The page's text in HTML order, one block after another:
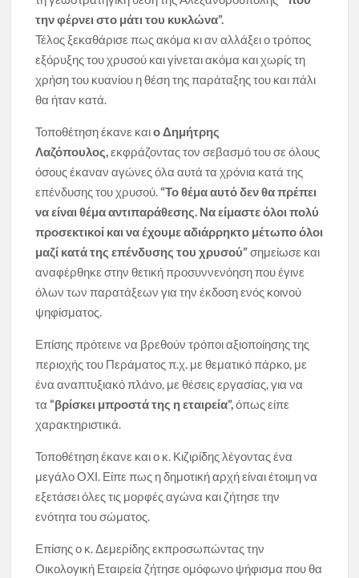
την φέρνει στο μάτι του κυκλώνα”.
Τέλος ξεκαθάρισε πως ακόμα κι αν αλλάξει ο τρόπος
εξόρυξης του χρυσού και γίνεται ακόμα και χωρίς τη
χρήση του κυανίου η θέση της παράταξης του και πάλι
θα ήταν κατά.
Τοποθέτηση έκανε καιο Δημήτρης
Λαζόπουλος,εκφράζοντας τον σεβασμό του σε όλους
όσους έκαναν αγώνες όλα αυτά τα χρόνια κατά της
επένδυσης του χρυσού.“Το θέμα αυτό δεν θα πρέπει
να είναι θέμα αντιπαράθεσης. Να είμαστε όλοι πολύ
προσεκτικοί και να έχουμε αδιάρρηκτο μέτωπο όλοι
μαζί κατά της επένδυσης του χρυσού”σημείωσε και
αναφέρθηκε στην θετική προσυννενόηση που έγινε
όλων των παρατάξεων για την έκδοση ενός κοινού
ψηφίσματος.
Επίσης πρότεινε να βρεθούν τρόποι αξιοποίησης της
περιοχής του Περάματος π.χ. με θεματικό πάρκο, με
ένα αναπτυξιακό πλάνο, με θέσεις εργασίας, για να
τα “βρίσκει μπροστά της η εταιρεία”,όπως είπε
χαρακτηριστικά.
Τοποθέτηση έκανε και ο κ. Κιζιρίδης λέγοντας ένα
μεγάλο ΟΧΙ. Είπε πως η δημοτική αρχή είναι έτοιμη να
εξετάσει όλες τις μορφές αγώνα και ζήτησε την
ενότητα του σώματος.
Επίσης ο κ. Δεμερίδης εκπροσωπώντας την
Οικολογική Εταιρεία ζήτησε ομόφωνο ψήφισμα που θα